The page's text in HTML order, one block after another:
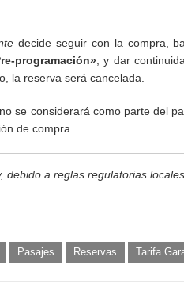
decide seguir con la compra,
programación», y dar
la reserva será cancelada.
se considerará como parte del
de compra.
debido a reglas regulatorias
Pasajes Reservas Tarifa